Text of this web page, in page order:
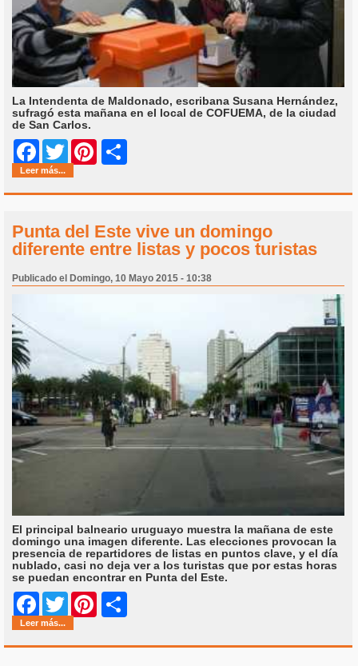
La Intendenta de Maldonado, escribana Susana Hernández,
sufragó esta mañana en el local de COFUEMA, de la ciudad
de San Carlos.
Facebook
Twitter Pinterest
Leer más...
Punta del Este vive un domingo
diferente entre listas y pocos turistas
Publicado el Domingo, 10 Mayo 2015 - 10:38
El principal balneario uruguayo muestra la mañana de este
domingo una imagen diferente. Las elecciones provocan la
presencia de repartidores de listas en puntos clave, y el día
nublado, casi no deja ver a los turistas que por estas horas
se puedan encontrar en Punta del Este.
Facebook
Twitter Pinterest
Leer más...